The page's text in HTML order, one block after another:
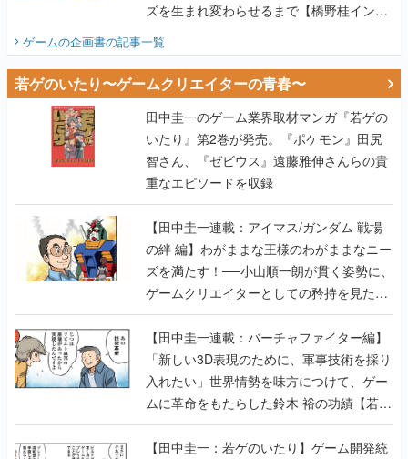
ズを生まれ変わらせるまで【橋野桂インタ
ビュー】
ゲームの企画書の記事一覧
若ゲのいたり〜ゲームクリエイターの青春〜
田中圭一のゲーム業界取材マンガ『若ゲの
いたり』第2巻が発売。『ポケモン』田尻
智さん、『ゼビウス』遠藤雅伸さんらの貴
重なエピソードを収録
【田中圭一連載：アイマス/ガンダム 戦場
の絆 編】わがままな王様のわがままなニー
ズを満たす！──小山順一朗が貫く姿勢に、
ゲームクリエイターとしての矜持を見た
【若ゲのいたり最終回】
【田中圭一連載：バーチャファイター編】
「新しい3D表現のために、軍事技術を採り
入れたい」世界情勢を味方につけて、ゲー
ムに革命をもたらした鈴木 裕の功績【若ゲ
のいたり】
【田中圭一：若ゲのいたり】ゲーム開発統